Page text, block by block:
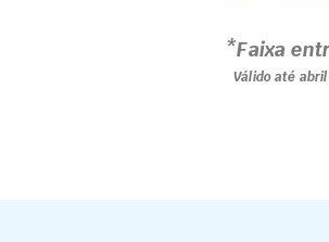
*Faixa
Válido até abril